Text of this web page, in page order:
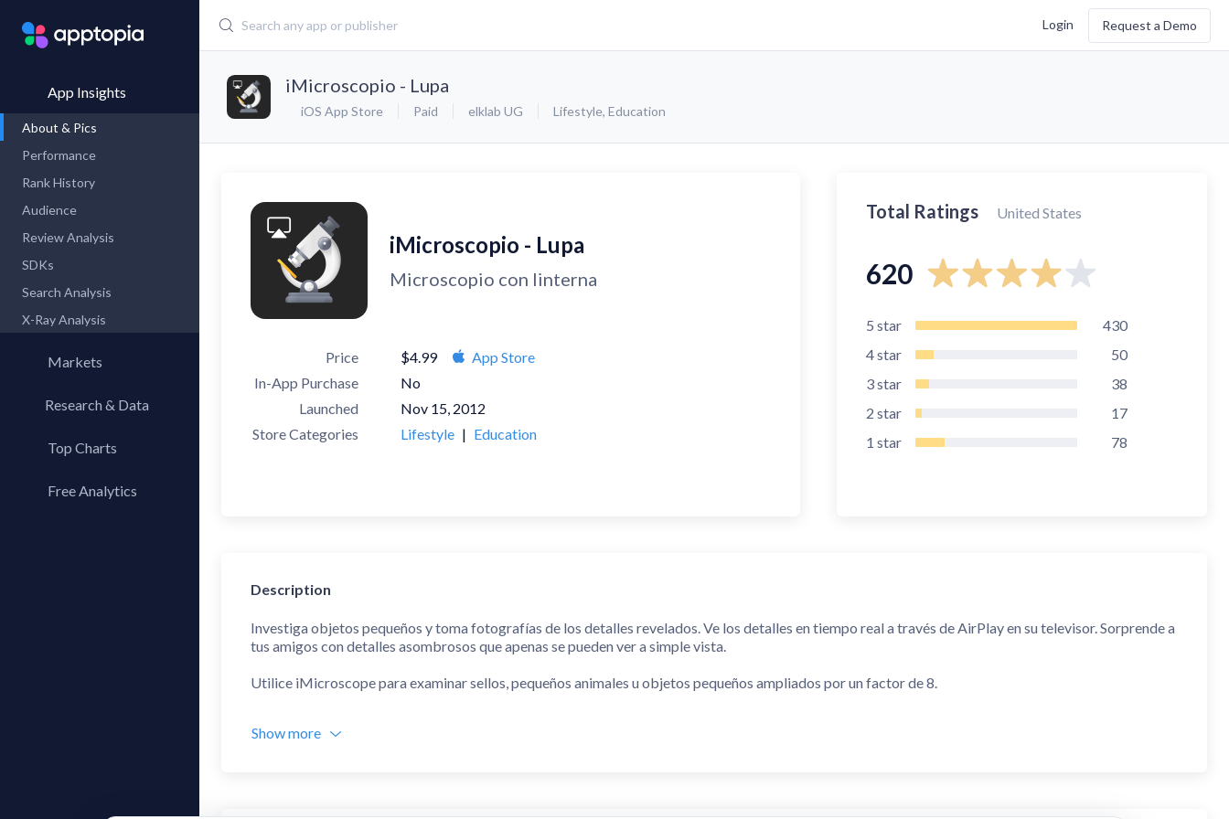
Login Request a Demo
App Insights
About & Pics
Performance
Rank History
Audience
Review Analysis
SDKs
Search Analysis
X-Ray Analysis
Markets
Research & Data
Top Charts
Top AppsFree Analytics
iMicroscopio - Lupa
iOS App Store Paid elklab UG Lifestyle, Education
iMicroscopio - Lupa
Microscopio con linterna
Price $4.99
App Store
In-App Purchase
No
Launched
Nov 15, 2012
Store Categories
Lifestyle | Education
Total Ratings United States
620
5 star
430
4star
50
3star
38
2 star
17
1 star 78
Description
Investiga objetos pequeños y toma fotografías de los detalles revelados. Ve los detalles en tiempo real a través de AirPlay en su televisor. Sorprende a
tus amigos con detalles asombrosos que apenas se pueden ver a simple vista.
Utilice iMicroscope para examinar sellos, pequeños animales u objetos pequeños ampliados por un factor de 8.
Show more